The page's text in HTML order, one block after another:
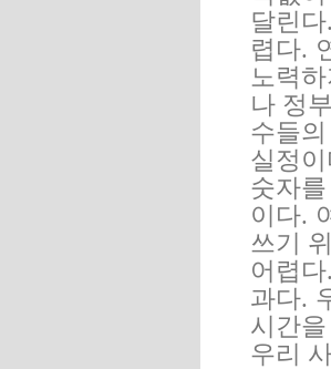
달린
렵다.
노력
나 정
수들
실정
숫자
이다.
쓰기
어렵
과다.
시간
우리